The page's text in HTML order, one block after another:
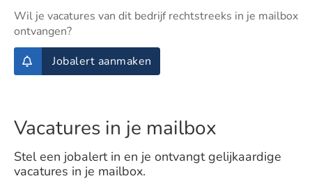
Wil je vacatures van dit bedrijf rechtstreeks in je mailbox
ontvangen?
Jobalert aanmaken
Vacatures in je mailbox
Stel een jobalert in en je ontvangt gelijkaardige
vacatures in je mailbox.